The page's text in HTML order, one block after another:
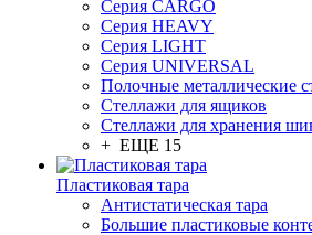
Серия CARGO
Серия HEAVY
Серия LIGHT
Серия UNIVERSAL
Полочные металлические
Стеллажи для ящиков
Стеллажи для хранения
+ ЕЩЕ 15
Пластиковая тара
Антистатическая тара
Большие пластиковые